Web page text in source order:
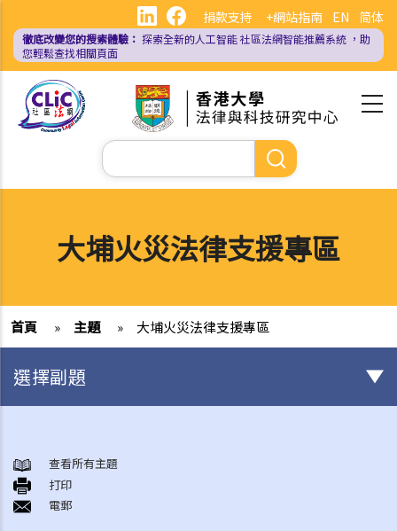
內
EN 简体
捐款支持 +網站指南
徹底改變您的搜索體驗： 探索全新的人工智能社區法網智能推薦系統 ，助
您輕鬆查找相關頁面
Search
大埔火災法律支援專區
首頁 » 主題 » 大埔火災法律支援專區
選擇副題
A. 火葬
B. 骨灰安置所（靈灰安置所）
C. 土葬
查看所有主題
打印
電郵